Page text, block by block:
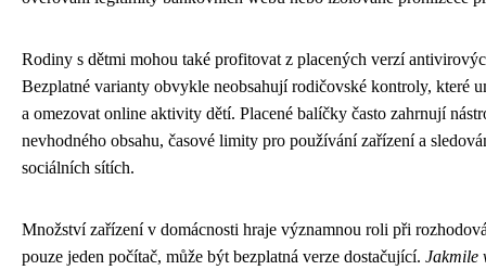
Rodiny s dětmi mohou také profitovat z placených verzí
Bezplatné varianty obvykle neobsahují rodičovské kontroly, které
a omezovat online aktivity dětí. Placené balíčky často zahrnují
nevhodného obsahu, časové limity pro používání zařízení a
sociálních sítích.
Množství zařízení v domácnosti hraje významnou roli při
pouze jeden počítač, může být bezplatná verze dostačující. Jakmile